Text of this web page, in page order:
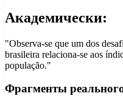
Академически:
"Observa-se que um dos
brasileira relaciona-se aos
população."
Фрагменты